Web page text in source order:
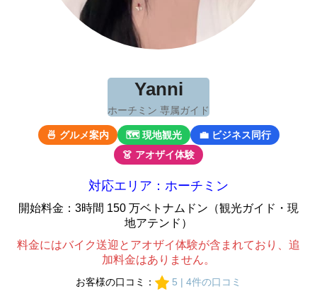
Yanni
ホーチミン 専属ガイド
🍜 グルメ案内 🗺 現地観光
💼 ビジネス同行
👗 アオザイ体験
対応エリア：ホーチミン
開始料金：3時間 150 万ベトナムドン（観光ガイド・現
地アテンド）
料金にはバイク送迎とアオザイ体験が含まれており、追
加料金はありません。
お客様の口コミ：
5 | 4件の口コミ